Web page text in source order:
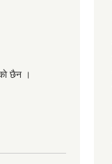
छैन ।